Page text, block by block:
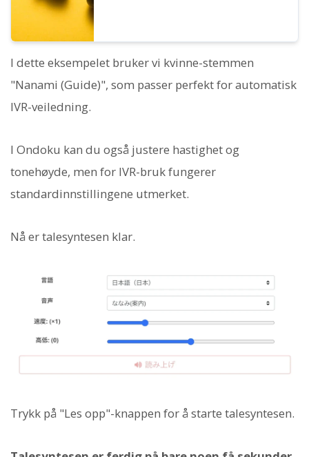
I dette eksempelet bruker vi kvinne-stemmen
"Nanami (Guide)", som passer perfekt for automatisk
IVR-veiledning.
I Ondoku kan du også justere hastighet og
tonehøyde, men for IVR-bruk fungerer
standardinnstillingene utmerket.
Nå er talesyntesen klar.
Trykk på "Les opp"-knappen for å starte talesyntesen.